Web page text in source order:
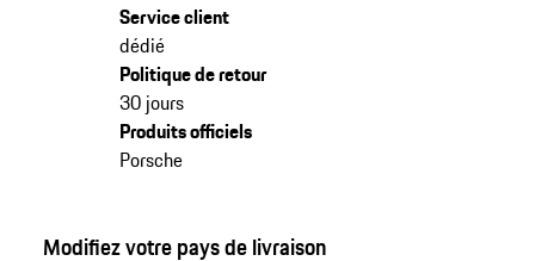
Service client
dédié
Politique de retour
30 jours
Produits officiels
Porsche
Modifiez votre pays de livraison